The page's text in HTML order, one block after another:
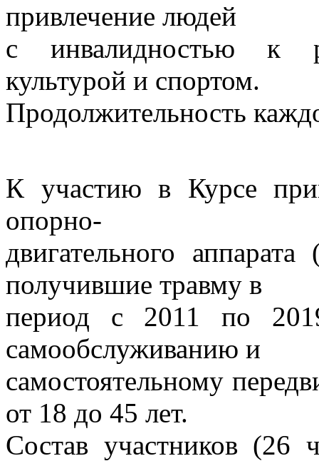
привлечение людей
с инвалидностью к
культурой и спортом.
Продолжительность
К участию в Курсе
опорно-
двигательного
получившие травму в
период с 2011 по
самообслуживанию и
самостоятельному
от 18 до 45 лет.
Состав участников (26